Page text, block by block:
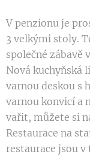
V penzionu je
3 velkými stoly.
společné zábavě
Nová kuchyňská
varnou deskou s
varnou konvicí a
vařit, můžete si
Restaurace na
restaurace jsou